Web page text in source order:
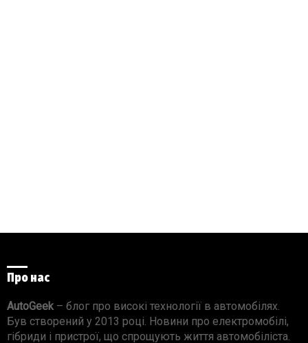
Про нас
AutoGeek– блог про високі технології в автомобілях.
Був створений у 2013 році. Новини про електромобілі,
гібриди і пристрої, що спрощують життя автомобіліста.